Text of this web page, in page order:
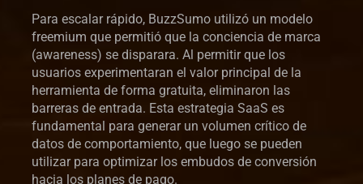
Para escalar rápido, BuzzSumo utilizó un modelo
freemium que permitió que la conciencia de marca
(awareness) se disparara. Al permitir que los
usuarios experimentaran el valor principal de la
herramienta de forma gratuita, eliminaron las
barreras de entrada. Esta estrategia SaaS es
fundamental para generar un volumen crítico de
datos de comportamiento, que luego se pueden
utilizar para optimizar los embudos de conversión
hacia los planes de pago.